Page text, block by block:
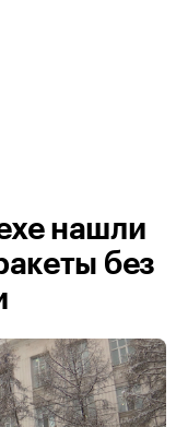
нашли
без